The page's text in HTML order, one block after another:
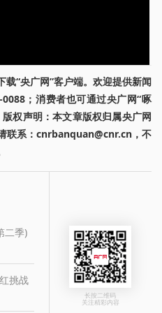
载“央广网”客户端。欢迎提供新闻
；消费者也可通过央广网“啄
权声明：本文章版权归属央广网
联系：cnrbanquan@cnr.cn，不
二季)
挑战
长按二维码
关注精彩内容